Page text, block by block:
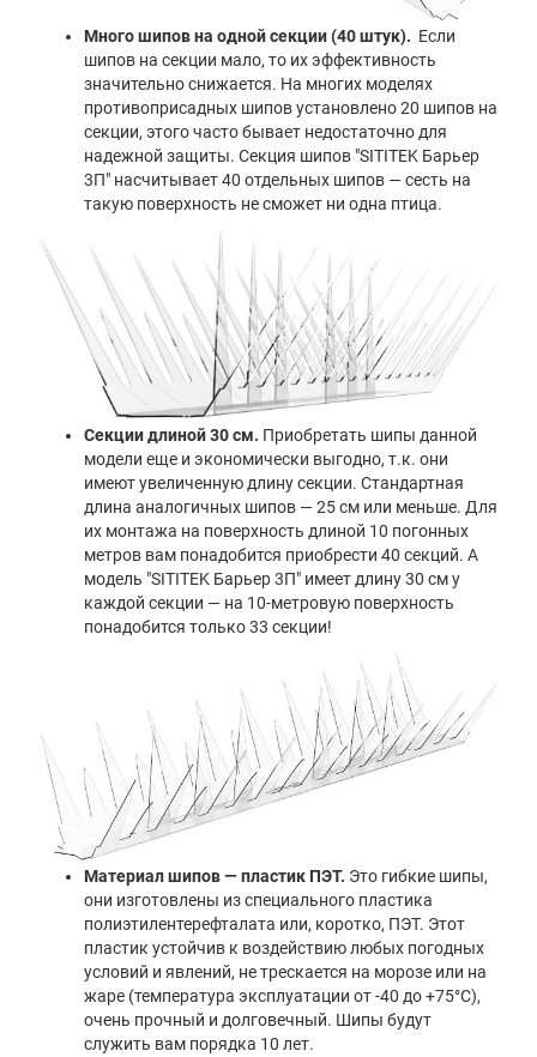
Много шипов на одной секции (40 штук). Если
шипов на секции мало, то их эффективность
значительно снижается. На многих моделях
противоприсадных шипов установлено 20 шипов на
секции, этого часто бывает недостаточно для
надежной защиты. Секция шипов "SITITEK Барьер
3П" насчитывает 40 отдельных шипов — сесть на
такую поверхность не сможет ни одна птица.
Секции длиной 30 см. Приобретать шипы данной
модели еще и экономически выгодно, т.к. они
имеют увеличенную длину секции. Стандартная
длина аналогичных шипов — 25 см или меньше. Для
их монтажа на поверхность длиной 10 погонных
метров вам понадобится приобрести 40 секций. А
модель "SITITEK Барьер 3П" имеет длину 30 см у
каждой секции — на 10-метровую поверхность
понадобится только 33 секции!
Материал шипов — пластик ПЭТ. Это гибкие шипы,
они изготовлены из специального пластика
полиэтилентерефталата или, коротко, ПЭТ. Этот
пластик устойчив к воздействию любых погодных
условий и явлений, не трескается на морозе или на
жаре (температура эксплуатации от -40 до +75°С),
очень прочный и долговечный. Шипы будут
служить вам порядка 10 лет.